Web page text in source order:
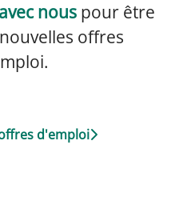
nouspour être
offres
d'emploi